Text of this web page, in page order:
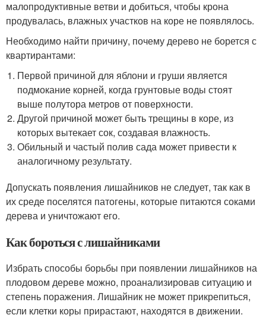
малопродуктивные ветви и добиться, чтобы крона
продувалась, влажных участков на коре не появлялось.
Необходимо найти причину, почему дерево не борется с
квартирантами:
Первой причиной для яблони и груши является
подмокание корней, когда грунтовые воды стоят
выше полутора метров от поверхности.
Другой причиной может быть трещины в коре, из
которых вытекает сок, создавая влажность.
Обильный и частый полив сада может привести к
аналогичному результату.
Допускать появления лишайников не следует, так как в
их среде поселятся патогены, которые питаются соками
дерева и уничтожают его.
Как бороться с лишайниками
Избрать способы борьбы при появлении лишайников на
плодовом дереве можно, проанализировав ситуацию и
степень поражения. Лишайник не может прикрепиться,
если клетки коры прирастают, находятся в движении.